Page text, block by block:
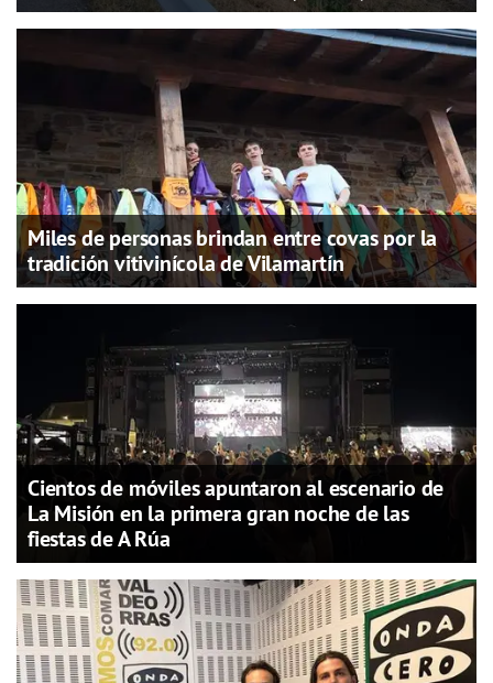
Miles de personas brindan entre covas por la
tradición vitivinícola de Vilamartín
Cientos de móviles apuntaron al escenario de
La Misión en la primera gran noche de las
fiestas de A Rúa